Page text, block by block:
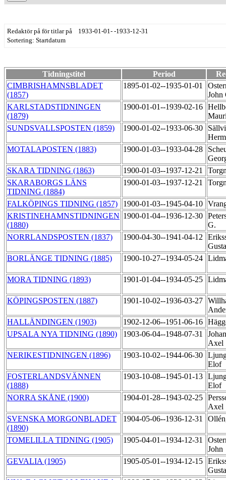
Redaktör på för titlar på 1933-01-01- -1933-12-31
Sortering: Startdatum
Tidningstitel Period
CIMBRISHAMNSBLADET
(1857)
1895-01-02--1935-01-01
John
KARLSTADSTIDNINGEN
(1879)
1900-01-01--1939-02-16
SUNDSVALLSPOSTEN (1859)
1900-01-02--1933-06-30
MOTALAPOSTEN (1883)
1900-01-03--1933-04-28
SKARA TIDNING (1863)
1900-01-03--1937-12-21
SKARABORGS LÄNS
TIDNING (1884)
1900-01-03--1937-12-21
FALKÖPINGS TIDNING (1857) 1900-01-03--1945-04-10
KRISTINEHAMNSTIDNINGEN
(1880)
1900-01-04--1936-12-30
G.
NORRLANDSPOSTEN (1837)
1900-04-30--1941-04-12
BORLÄNGE TIDNING (1885)
1900-10-27--1934-05-24
MORA TIDNING (1893) 1901-01-04--1934-05-25
KÖPINGSPOSTEN (1887) 1901-10-02--1936-03-27
HALLÄNDINGEN (1903)
1902-12-06--1951-06-16
UPSALA NYA TIDNING (1890)
1903-06-04--1948-07-31
Axel
NERIKESTIDNINGEN (1896)
1903-10-02--1944-06-30
Elof
FOSTERLANDSVÄNNEN
(1888)
1903-10-08--1945-01-13
Elof
NORRA SKÅNE (1900)
1904-01-28--1943-02-25
Axel
SVENSKA MORGONBLADET
(1890)
1904-05-06--1936-12-31
TOMELILLA TIDNING (1905) 1905-04-01--1934-12-31
John
GEVALIA (1905)
1905-05-01--1934-12-15